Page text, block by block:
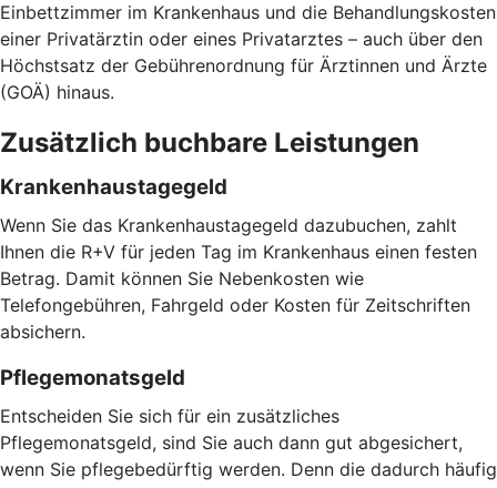
Einbettzimmer im Krankenhaus und die Behandlungskosten
einer Privatärztin oder eines Privatarztes – auch über den
Höchstsatz der Gebührenordnung für Ärztinnen und Ärzte
(GOÄ) hinaus.
Zusätzlich buchbare Leistungen
Krankenhaustagegeld
Wenn Sie das Krankenhaustagegeld dazubuchen, zahlt
Ihnen die R+V für jeden Tag im Krankenhaus einen festen
Betrag. Damit können Sie Nebenkosten wie
Telefongebühren, Fahrgeld oder Kosten für Zeitschriften
absichern.
Pflegemonatsgeld
Entscheiden Sie sich für ein zusätzliches
Pflegemonatsgeld, sind Sie auch dann gut abgesichert,
wenn Sie pflegebedürftig werden. Denn die dadurch häufig